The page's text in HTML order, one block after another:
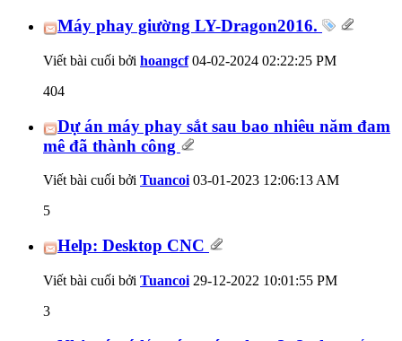
Máy phay giường LY-Dragon2016.
Viết bài cuối bởi hoangcf04-02-2024 02:22:25 PM
404
Dự án máy phay sắt sau bao nhiêu năm đam
mê đã thành công
Viết bài cuối bởi Tuancoi03-01-2023 12:06:13 AM
5
Help: Desktop CNC
Viết bài cuối bởi Tuancoi 29-12-2022 10:01:55 PM
3